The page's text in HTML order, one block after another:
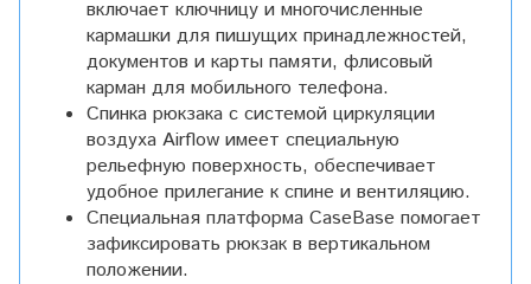
включает ключницу и многочисленные
кармашки для пишущих принадлежностей,
документов и карты памяти, флисовый
карман для мобильного телефона.
Спинка рюкзака с системой циркуляции
воздуха Airflow имеет специальную
рельефную поверхность, обеспечивает
удобное прилегание к спине и вентиляцию.
Специальная платформа CaseBase помогает
зафиксировать рюкзак в вертикальном
положении.